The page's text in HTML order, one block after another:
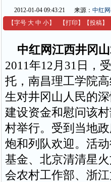
2012-01-04 09:43:21 来源： 中红
【字号 大 中 小】 【打印 】 【投稿】
中红网江西井冈
2011年12月31日，
托，南昌理工学院
生对井冈山人民的
建设资金和慰问该
村举行。受到当地
炮和列队欢迎。活
基金、北京清清星
会农村工作部、浙